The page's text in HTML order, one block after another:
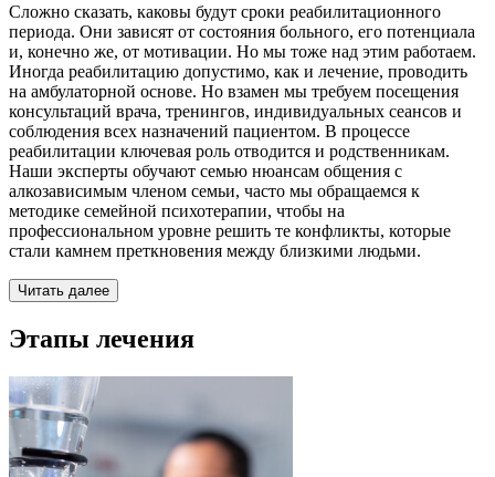
Сложно сказать, каковы будут сроки реабилитационного
периода. Они зависят от состояния больного, его потенциала
и, конечно же, от мотивации. Но мы тоже над этим работаем.
Иногда реабилитацию допустимо, как и лечение, проводить
на амбулаторной основе. Но взамен мы требуем посещения
консультаций врача, тренингов, индивидуальных сеансов и
соблюдения всех назначений пациентом. В процессе
реабилитации ключевая роль отводится и родственникам.
Наши эксперты обучают семью нюансам общения с
алкозависимым членом семьи, часто мы обращаемся к
методике семейной психотерапии, чтобы на
профессиональном уровне решить те конфликты, которые
стали камнем преткновения между близкими людьми.
Читать далее
Этапы лечения